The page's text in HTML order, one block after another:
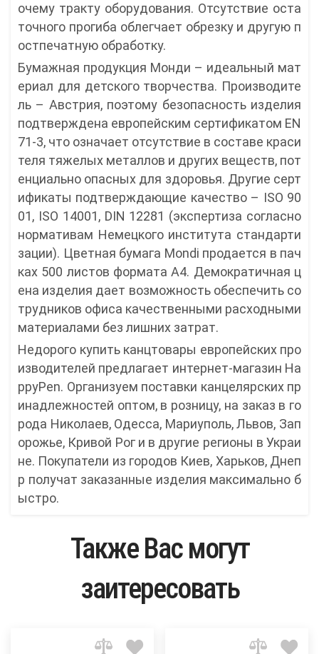
очему тракту оборудования. Отсутствие оста
точного прогиба облегчает обрезку и другую п
остпечатную обработку.
Бумажная продукция Монди – идеальный мат
ериал для детского творчества. Производите
ль – Австрия, поэтому безопасность изделия
подтверждена европейским сертификатом EN
71-3, что означает отсутствие в составе краси
теля тяжелых металлов и других веществ, пот
енциально опасных для здоровья. Другие серт
ификаты подтверждающие качество – ISO 90
01, ISO 14001, DIN 12281 (экспертиза согласно
нормативам Немецкого института стандарти
зации). Цветная бумага Mondi продается в пач
ках 500 листов формата А4. Демократичная ц
ена изделия дает возможность обеспечить со
трудников офиса качественными расходными
материалами без лишних затрат.
Недорого купить канцтовары европейских про
изводителей предлагает интернет-магазин Ha
ppyPen. Организуем поставки канцелярских пр
инадлежностей оптом, в розницу, на заказ в го
рода Николаев, Одесса, Мариуполь, Львов, Зап
орожье, Кривой Рог и в другие регионы в Украи
не. Покупатели из городов Киев, Харьков, Днеп
р получат заказанные изделия максимально б
ыстро.
Также Вас могут
заитересовать